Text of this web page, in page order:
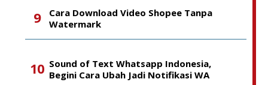
Cara Download Video Shopee Tanpa
Watermark
Sound of Text Whatsapp Indonesia,
Begini Cara Ubah Jadi Notifikasi WA